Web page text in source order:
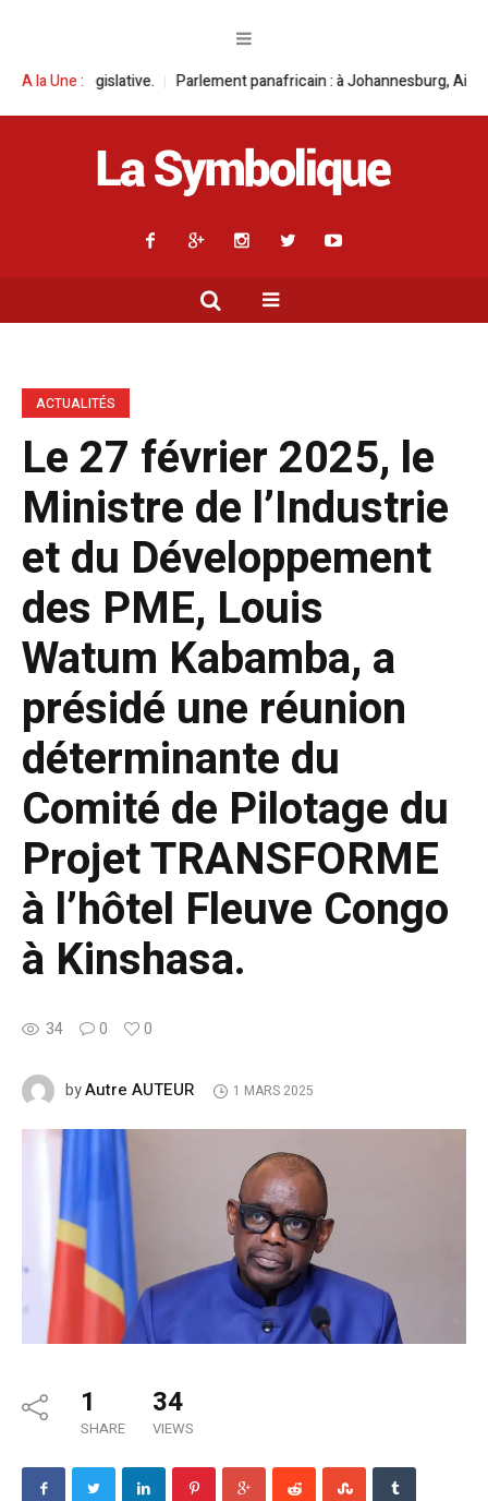
A la Une :
Parlement panafricain : à Johannesburg, Aimé Boji Sangara multiplie
ACTUALITÉS
Le 27 février 2025, le
Ministre de l’Industrie
et du Développement
des PME, Louis
Watum Kabamba, a
présidé une réunion
déterminante du
Comité de Pilotage du
Projet TRANSFORME
à l’hôtel Fleuve Congo
à Kinshasa.
34 0 0
byAutre AUTEUR 1 MARS 2025
1
SHARE
34
VIEWS